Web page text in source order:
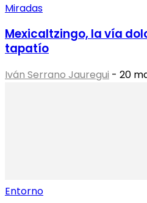
Miradas
Mexicaltzingo, la vía
tapatío
Iván Serrano Jauregui - 20
Entorno